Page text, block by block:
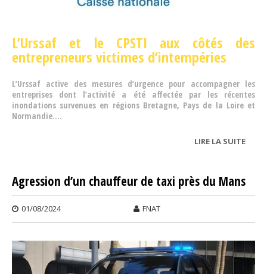
L’Urssaf et le CPSTI aux côtés des
entrepreneurs victimes d’intempéries
L’Urssaf active des mesures d’urgence pour accompagner les
entreprises dont l’activité a été affectée par les récentes
inondations survenues en régions Bretagne, Pays de la Loire et
Normandie....
LIRE LA SUITEDE
Agression d’un chauffeur de taxi près du Mans
01/08/2024 FNAT